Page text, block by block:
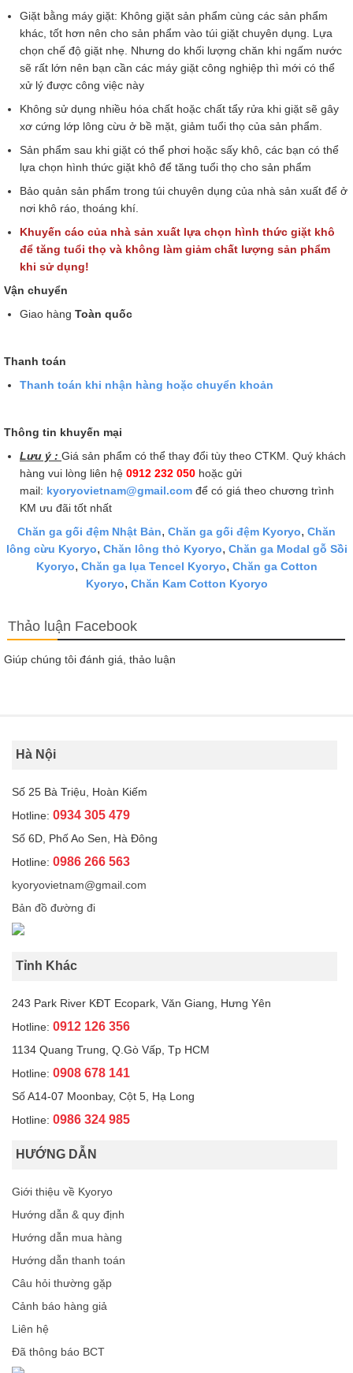
Giặt bằng máy giặt: Không giặt sản phẩm cùng các sản phẩm
khác, tốt hơn nên cho sản phẩm vào túi giặt chuyên dụng. Lựa
chọn chế độ giặt nhẹ. Nhưng do khối lượng chăn khi ngấm nước
sẽ rất lớn nên bạn cần các máy giặt công nghiệp thì mới có thể
xử lý được công việc này
Không sử dụng nhiều hóa chất hoặc chất tẩy rửa khi giặt sẽ gây
xơ cứng lớp lông cừu ở bề mặt, giảm tuổi thọ của sản phẩm.
Sản phẩm sau khi giặt có thể phơi hoặc sấy khô, các bạn có thể
lựa chọn hình thức giặt khô để tăng tuổi thọ cho sản phẩm
Bảo quản sản phẩm trong túi chuyên dụng của nhà sản xuất để ở
nơi khô ráo, thoáng khí.
Khuyến cáo của nhà sản xuất lựa chọn hình thức giặt khô
để tăng tuổi thọ và không làm giảm chất lượng sản phẩm
khi sử dụng!
Vận chuyển
Giao hàng Toàn quốc
Thanh toán
Thanh toán khi nhận hàng hoặc chuyển khoản
Thông tin khuyến mại
Lưu ý : Giá sản phẩm có thể thay đổi tùy theo CTKM. Quý khách
hàng vui lòng liên hệ 0912 232 050 hoặc gửi
mail: kyoryovietnam@gmail.com để có giá theo chương trình
KM ưu đãi tốt nhất
Chăn ga gối đệm Nhật Bản, Chăn ga gối đệm Kyoryo, Chăn
lông cừu Kyoryo, Chăn lông thỏ Kyoryo, Chăn ga Modal gỗ Sồi
Kyoryo, Chăn ga lụa Tencel Kyoryo, Chăn ga Cotton
Kyoryo, Chăn Kam Cotton Kyoryo
Thảo luận Facebook
Giúp chúng tôi đánh giá, thảo luận
Hà Nội
Số 25 Bà Triệu, Hoàn Kiếm
Hotline: 0934 305 479
Số 6D, Phố Ao Sen, Hà Đông
Hotline: 0986 266 563
kyoryovietnam@gmail.com
Bản đồ đường đi
Tỉnh Khác
243 Park River KĐT Ecopark, Văn Giang, Hưng Yên
Hotline: 0912 126 356
1134 Quang Trung, Q.Gò Vấp, Tp HCM
Hotline: 0908 678 141
Số A14-07 Moonbay, Cột 5, Hạ Long
Hotline: 0986 324 985
HƯỚNG DẪN
Giới thiệu về Kyoryo
Hướng dẫn & quy định
Hướng dẫn mua hàng
Hướng dẫn thanh toán
Câu hỏi thường gặp
Cảnh báo hàng giả
Liên hệ
Đã thông báo BCT